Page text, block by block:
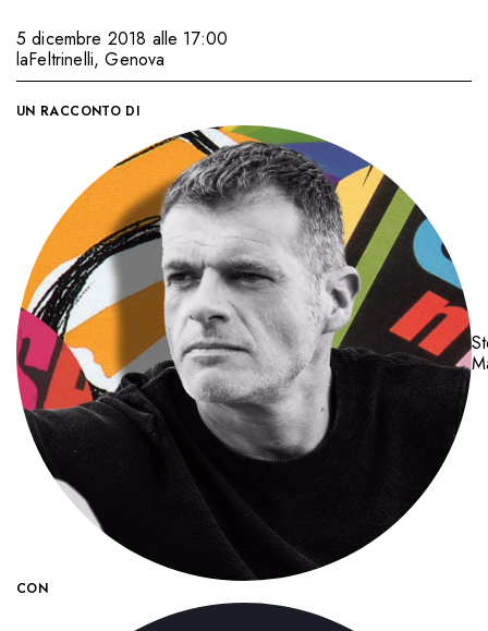
5 dicembre 2018 alle 17:00
laFeltrinelli,Genova
UN RACCONTO DI
CON